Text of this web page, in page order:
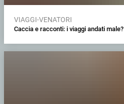
VIAGGI-VENATORI
Caccia e racconti: i viaggi andati male?